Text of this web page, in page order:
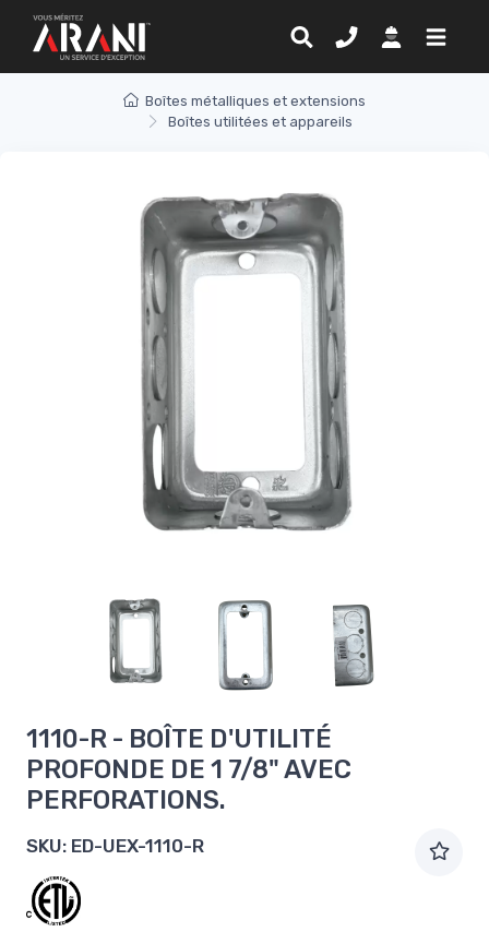
Boîtes métalliques et extensions
Boîtes utilitées et appareils
1110-R - BOÎTE D'UTILITÉ
PROFONDE DE 1 7/8" AVEC
PERFORATIONS.
SKU: ED-UEX-1110-R